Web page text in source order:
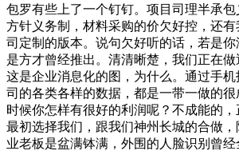
包罗有些上了一个钉钉。项目司理半承
方针义务制，材料采购的价欠好控，还
司定制的版本。说句欠好听的话，若是
是方才曾经推出。清清晰楚，我们正在做
这是企业消息化的图，为什么。通过手
司的各类各样的数据，都是一带一做的
时候你怎样有很好的利润呢？不成能的
最初选择我们，跟我们神州长城的合做
业老板是盆满钵满，外围的人脸识别曾